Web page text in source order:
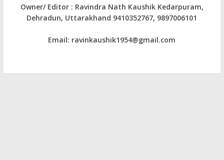
Owner/ Editor : Ravindra Nath Kaushik Kedarpuram,
Dehradun, Uttarakhand 9410352767, 9897006101
Email: ravinkaushik1954@gmail.com